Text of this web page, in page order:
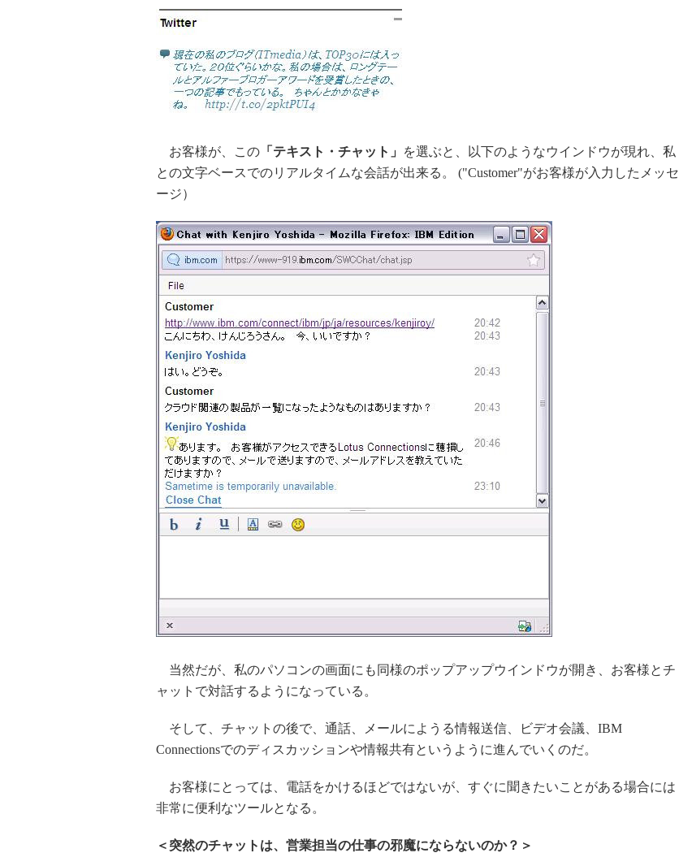
お客様が、この 「テキスト・チャット」
を選ぶと、以下のようなウインドウが現れ、私
との文字ベースでのリアルタイムな会話が出来る。 ("Customer"がお客様が入力したメッセ
ージ）
当然だが、私のパソコンの画面にも同様のポップアップウインドウが開き、お客様とチ
ャットで対話するようになっている。
そして、チャットの後で、通話、メールにようる情報送信、ビデオ会議、IBM
Connectionsでのディスカッションや情報共有というように進んでいくのだ。
お客様にとっては、電話をかけるほどではないが、すぐに聞きたいことがある場合には
非常に便利なツールとなる。
＜突然のチャットは、営業担当の仕事の邪魔にならないのか？＞